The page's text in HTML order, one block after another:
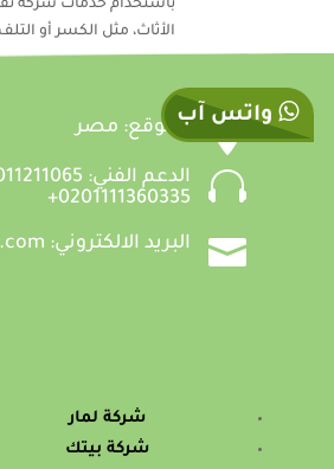
باستخدام خدمات شركة
الأثاث، مثل الكسر أو
 الموقع: مصر

0201111360335+
 البريد الالكتروني: info@olymoo.com
واتس آب
شركة لمار
شركة بيتك